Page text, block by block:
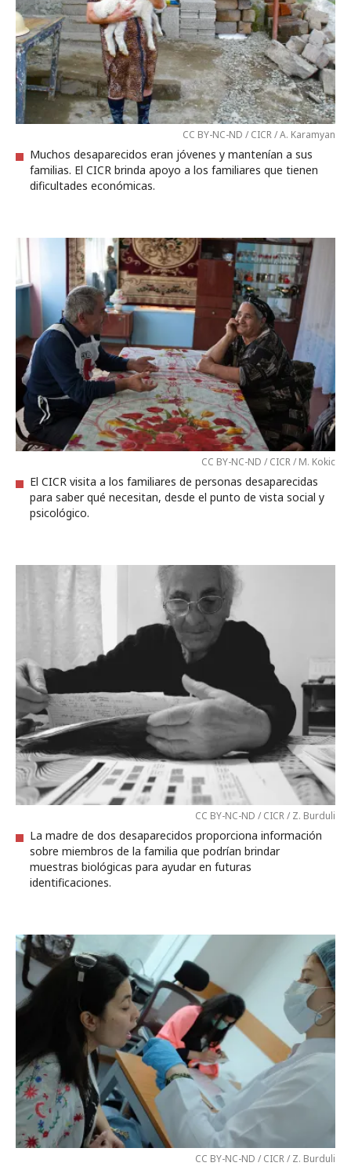
CC BY-NC-ND / CICR / A. Karamyan
Muchos desaparecidos eran jóvenes y mantenían a sus
familias. El CICR brinda apoyo a los familiares que tienen
dificultades económicas.
CC BY-NC-ND / CICR / M. Kokic
El CICR visita a los familiares de personas desaparecidas
para saber qué necesitan, desde el punto de vista social y
psicológico.
CC BY-NC-ND / CICR / Z. Burduli
La madre de dos desaparecidos proporciona información
sobre miembros de la familia que podrían brindar
muestras biológicas para ayudar en futuras
identificaciones.
CC BY-NC-ND / CICR / Z. Burduli